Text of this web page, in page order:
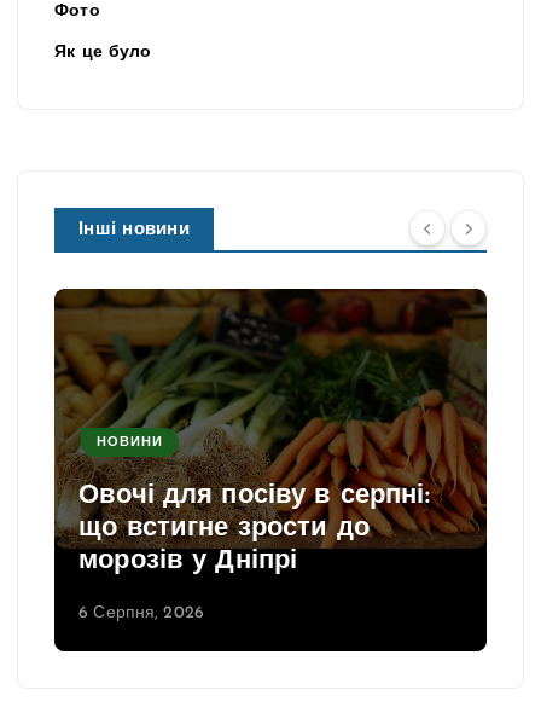
Фото
Як це було
Інші новини
НОВИНИ
Овочі для посіву в серпні:
що встигне зрости до
морозів у Дніпрі
6 Серпня, 2026